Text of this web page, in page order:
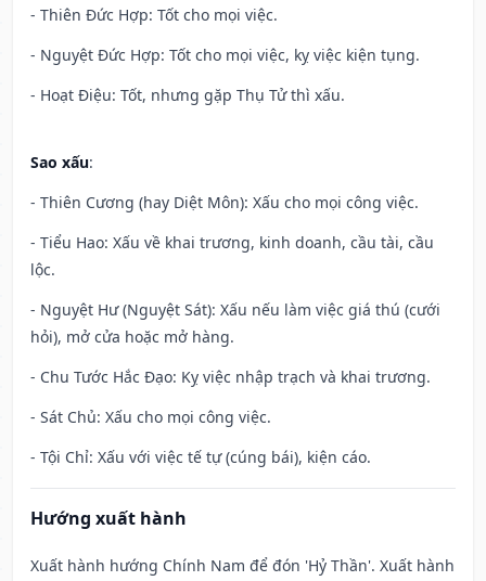
- Thiên Đức Hợp: Tốt cho mọi việc.
- Nguyệt Đức Hợp: Tốt cho mọi việc, kỵ việc kiện tụng.
- Hoạt Điệu: Tốt, nhưng gặp Thụ Tử thì xấu.
Sao xấu:
- Thiên Cương (hay Diệt Môn): Xấu cho mọi công việc.
- Tiểu Hao: Xấu về khai trương, kinh doanh, cầu tài, cầu
lộc.
- Nguyệt Hư (Nguyệt Sát): Xấu nếu làm việc giá thú (cưới
hỏi), mở cửa hoặc mở hàng.
- Chu Tước Hắc Đạo: Kỵ việc nhập trạch và khai trương.
- Sát Chủ: Xấu cho mọi công việc.
- Tội Chỉ: Xấu với việc tế tự (cúng bái), kiện cáo.
Hướng xuất hành
Xuất hành hướng Chính Nam để đón 'Hỷ Thần'. Xuất hành